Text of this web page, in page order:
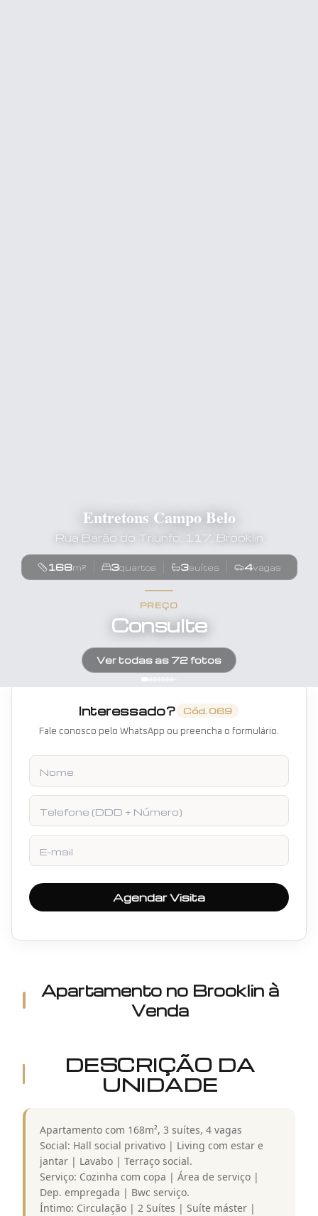
Entretons Campo Belo
Rua Barão do Triunfo, 117, Brooklin
168m² 3quartos 3suítes 4vagas
PREÇO
Consulte
Ver todas as 72fotos
Apartamento no Brooklin à
Venda
DESCRIÇÃO DA
UNIDADE
Apartamento com 168m², 3 suítes, 4 vagas
Social: Hall social privativo | Living com estar e
jantar | Lavabo | Terraço social.
Serviço: Cozinha com copa | Área de serviço |
Dep. empregada | Bwc serviço.
Íntimo: Circulação | 2 Suítes | Suíte máster |
Interessado? Cód. 069
Fale conosco pelo WhatsApp ou preencha o formulário.
Nome
Telefone
E-mail
Agendar Visita